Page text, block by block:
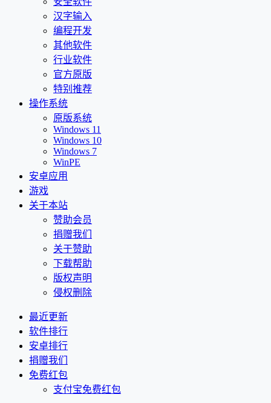
汉字输入
编程开发
其他软件
行业软件
官方原版
特别推荐
操作系统
原版系统
Windows 11
Windows 10
Windows 7
WinPE
安卓应用
游戏
关于本站
赞助会员
捐赠我们
关于赞助
下载帮助
版权声明
侵权删除
最近更新
软件排行
安卓排行
捐赠我们
免费红包
支付宝免费红包